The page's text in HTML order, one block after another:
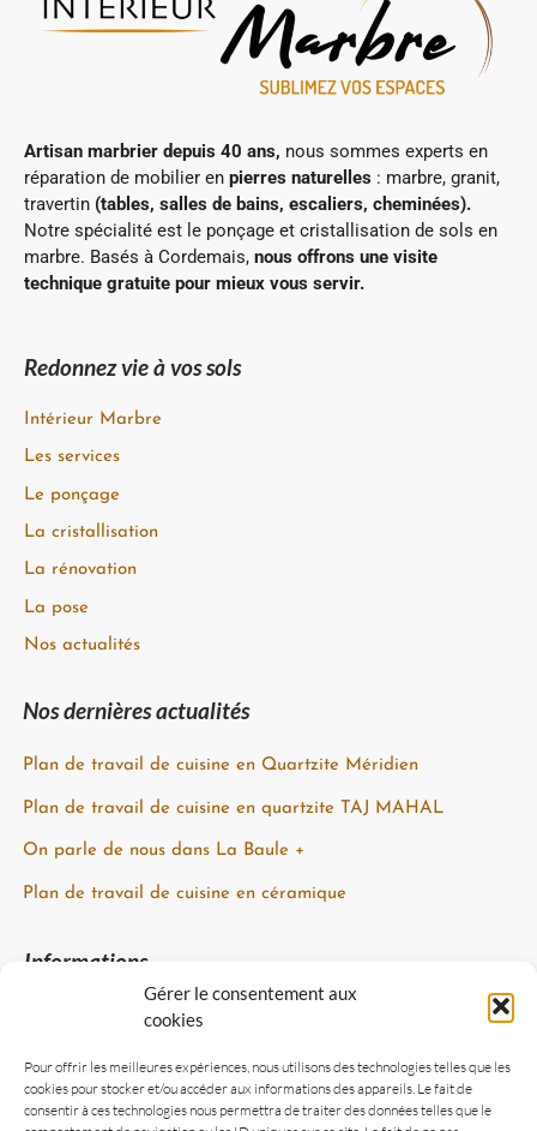
Gérer le consentement aux
cookies
Pour offrir les meilleures expériences, nous utilisons des technologies telles que les
cookies pour stocker et/ou accéder aux informations des appareils. Le fait de
consentir à ces technologies nous permettra de traiter des données telles que le
Artisan marbrier depuis 40 ans, nous sommes experts en
réparation de mobilier en pierres naturelles : marbre, granit,
travertin (tables, salles de bains, escaliers, cheminées).
Notre spécialité est le ponçage et cristallisation de sols en
marbre. Basés à Cordemais, nous offrons une visite
technique gratuite pour mieux vous servir.
Redonnez vie à vos sols
Intérieur Marbre
Les services
Le ponçage
La cristallisation
La rénovation
La pose
Nos actualités
Nos dernières actualités
Plan de travail de cuisine en Quartzite Méridien
Plan de travail de cuisine en quartzite TAJ MAHAL
On parle de nous dans La Baule +
Plan de travail de cuisine en céramique
Informations
07 81 58 50 15
Siège social : 44550 Montoir-de-Bretagne, France
Atelier : ZA des Petites Landes, 44360 Cordemais